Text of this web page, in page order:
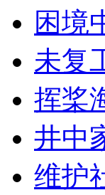
困境
未复
挥桨
井中
维护